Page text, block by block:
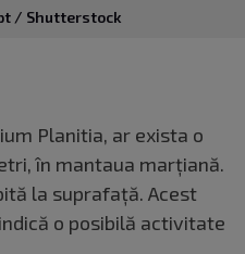
/ Shutterstock
Planitia, ar exista o
în mantaua marțiană.
la suprafață. Acest
o posibilă activitate